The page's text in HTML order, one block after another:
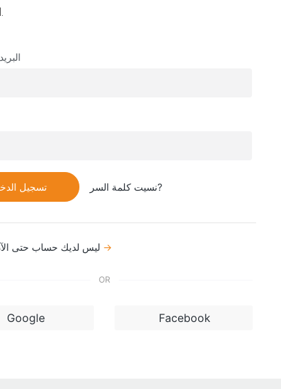
تسجيل نسيت كلمة السر?
ليس لديك حساب حتى اشتراك →
OR
Google Facebook